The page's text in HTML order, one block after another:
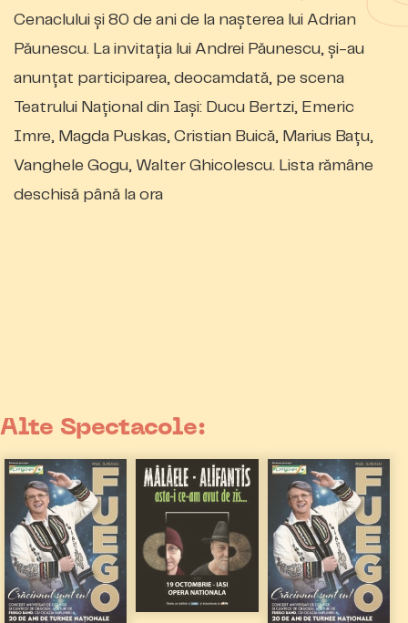
Cenaclului și 80 de ani de la nașterea lui Adrian
Păunescu. La invitația lui Andrei Păunescu, și-au
anunțat participarea, deocamdată, pe scena
Teatrului Național din Iași: Ducu Bertzi, Emeric
Imre, Magda Puskas, Cristian Buică, Marius Bațu,
Vanghele Gogu, Walter Ghicolescu. Lista rămâne
deschisă până la ora
Alte Spectacole: